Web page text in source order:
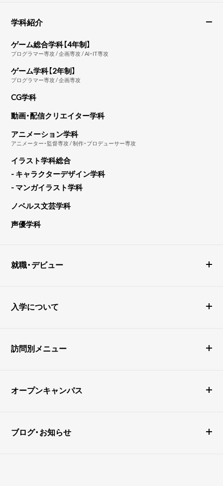
学科紹介
ゲーム総合学科【4年制】
プログラマー専攻 / 企画専攻 / AI・IT専攻
ゲーム学科【2年制】
プログラマー専攻 / 企画専攻
CG学科
動画・配信クリエイター学科
アニメーション学科
アニメーター・監督専攻 / 制作・プロデューサー専攻
イラスト学科総合
- キャラクターデザイン学科
- マンガイラスト学科
ノベルス文芸学科
声優学科
就職・デビュー
入学について
訪問別メニュー
オープンキャンパス
ブログ・お知らせ